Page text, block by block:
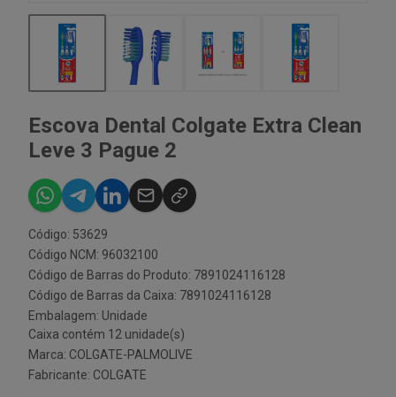
Escova Dental Colgate Extra Clean
Leve 3 Pague 2
Código: 53629
Código NCM: 96032100
Código de Barras do Produto: 7891024116128
Código de Barras da Caixa: 7891024116128
Embalagem: Unidade
Caixa contém 12 unidade(s)
Marca: COLGATE-PALMOLIVE
Fabricante: COLGATE